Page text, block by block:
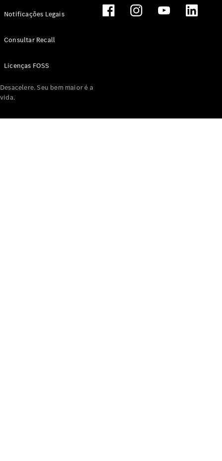
Notificações Legais
Consultar Recall
Licenças FOSS
Desacelere. Seu bem maior é a
vida.